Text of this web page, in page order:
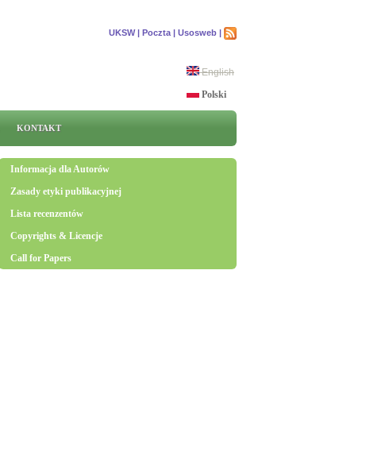
UKSW | Poczta | Usosweb |
English
Polski
KONTAKT
Informacja dla Autorów
Zasady etyki publikacyjnej
Lista recenzentów
Copyrights & Licencje
Call for Papers